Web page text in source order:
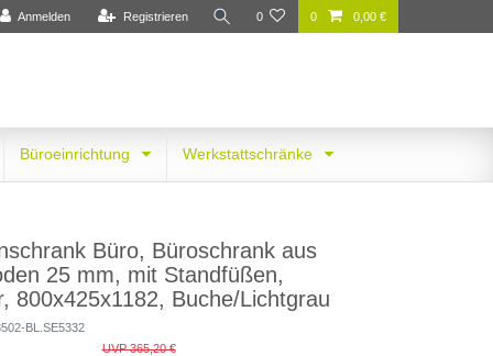
Anmelden Registrieren 0 0 0,00 €
Büroeinrichtung Werkstattschränke
Büro, Büroschrank aus
25 mm, mit Standfüßen,
800x425x1182, Buche/Lichtgrau
BL.SE5332
UVP 365,20 €